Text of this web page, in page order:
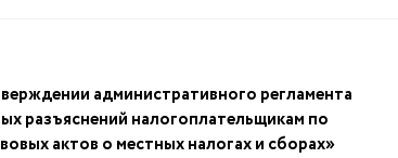
административного регламента
разъяснений налогоплательщикам по
актов о местных налогах и сборах»